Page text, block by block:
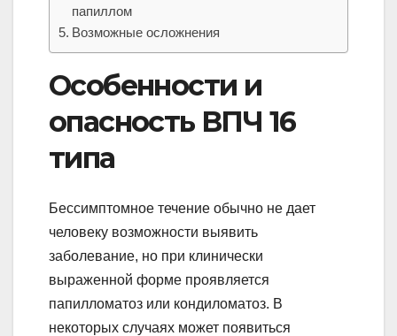
папиллом
Возможные осложнения
Особенности и
опасность ВПЧ 16
типа
Бессимптомное течение обычно не дает
человеку возможности выявить
заболевание, но при клинически
выраженной форме проявляется
папилломатоз или кондиломатоз. В
некоторых случаях может появиться